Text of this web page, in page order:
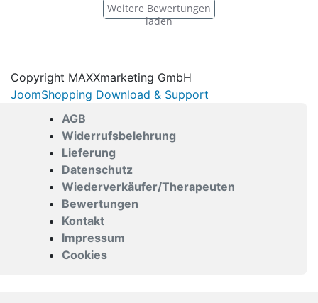
Weitere Bewertungen
laden
Copyright MAXXmarketing GmbH
JoomShopping Download & Support
AGB
Widerrufsbelehrung
Lieferung
Datenschutz
Wiederverkäufer/Therapeuten
Bewertungen
Kontakt
Impressum
Cookies